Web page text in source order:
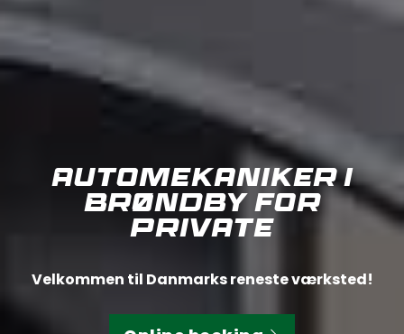
Automekaniker i
Brøndby for
private
Velkommen til Danmarks reneste værksted!